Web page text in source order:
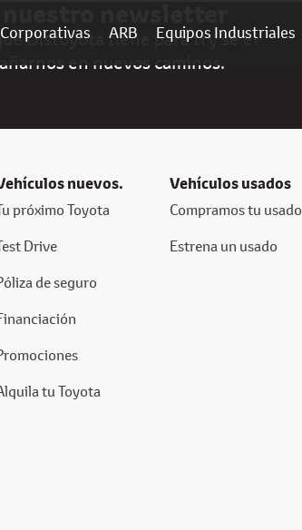
ARB Equipos Industriales
newsletter
Distoyota tiene para ti y sé el
en nuevos caminos.
nuevos.
próximo Toyota
Drive
de seguro
tu Toyota
Vehículos usados
Compramos tu usado
Estrena un usado